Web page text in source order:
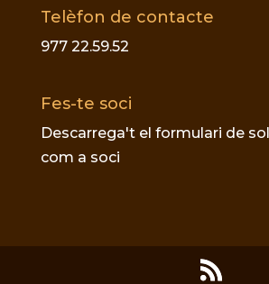
Telèfon de contacte
977 22.59.52
Fes-te soci
Descarrega't el formulari de
com a soci